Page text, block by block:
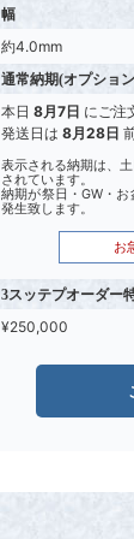
幅
約4.0mm
通常納期(オプショ
本日 8月7日 にご注
発送日は 8月28日
表示される納期は、
されています。
納期が祭日・GW・
発生致します。
お
3スッテプオーダー
¥250,000